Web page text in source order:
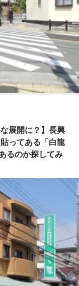
展開に？】長興
ってある「白龍
るのか探してみ